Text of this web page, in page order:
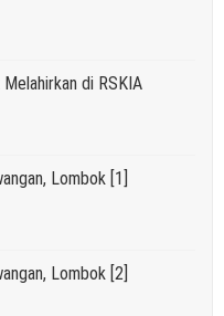
di RSKIA
Lombok [1]
Lombok [2]